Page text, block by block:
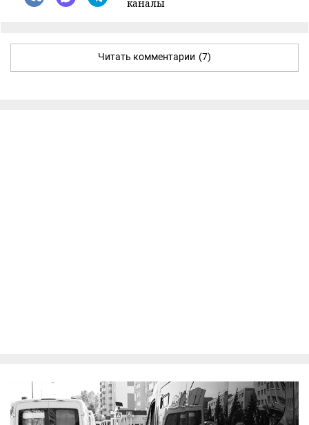
каналы
Читать комментарии (7)